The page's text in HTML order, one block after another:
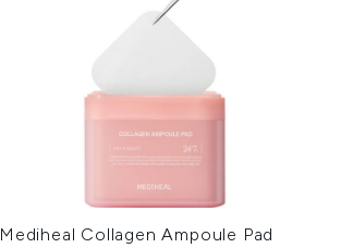
Mediheal Collagen Ampoule Pad